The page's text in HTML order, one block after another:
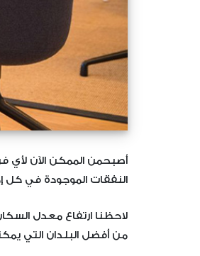
أصبحمن الممكن الآن لأي
النفقات الموجودة في كل
لاحظنا ارتفاع معدل
من أفضل البلدان التي